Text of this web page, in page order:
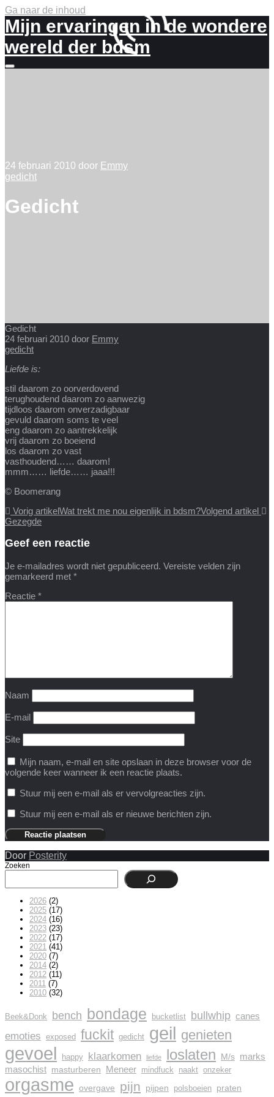
Ga naar de inhoud
Mijn ervaringen in de wondere
wereld der bdsm
Meer
24 februari 2010 door Emmy
gedicht
Gedicht
Gedicht
24 februari 2010 door Emmy
gedicht
Liefde is:
stil daarom zo oorverdovend
terughoudend daarom zo aanwezig
tijdloos daarom onverzadigbaar
gevuld daarom soms te veel
eng daarom zo aantrekkelijk
vrij daarom zo boeiend
los daarom zo vast
vasthoudend…… daarom!
mmm…… liefde…… jaaa!!!
© Boomerang
Vorig artikelWat trekt me nou eigenlijk in bdsm?Volgend artikel
Gezegde
Geef een reactie
Je e-mailadres wordt niet gepubliceerd. Vereiste velden zijn
gemarkeerd met *
Reactie *
Naam
E-mail
Site
Mijn naam, e-mail en site opslaan in deze browser voor de
volgende keer wanneer ik een reactie plaats.
Stuur mij een e-mail als er vervolgreacties zijn.
Stuur mij een e-mail als er nieuwe berichten zijn.
Door Posterity
Zoeken
2026 (2)
2025 (17)
2024 (16)
2023 (23)
2022 (17)
2021 (41)
2020 (7)
2014 (2)
2012 (11)
2011 (7)
2010 (32)
Beek&Donk bench bondage bucketlist bullwhip canes
emoties exposed fuckit gedicht geil genieten
gevoel happy klaarkomen liefde loslaten M/s marks
masochist masturberen Meneer mindfuck naakt onzeker
orgasme overgave pijn pijpen polsboeien praten